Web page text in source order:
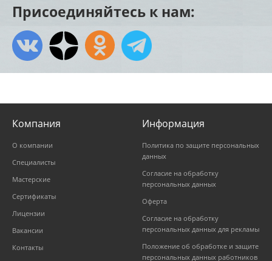
Присоединяйтесь к нам:
Компания
О компании
Специалисты
Мастерские
Сертификаты
Лицензии
Вакансии
Контакты
Информация
Политика по защите персональных
данных
Согласие на обработку
персональных данных
Оферта
Согласие на обработку
персональных данных для рекламы
Положение об обработке и защите
персональных данных работников